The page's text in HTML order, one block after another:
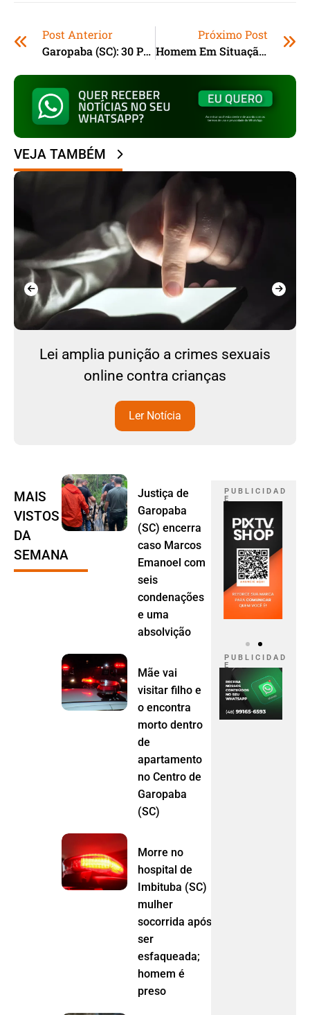
Post Anterior
Garopaba (SC): 30 Pacientes Recebem Moldagem Para Próteses Dentárias
Próximo Post
Homem Em Situação De Rua É Preso Em Floripa Por Atacar Duas Mulheres
VEJA TAMBÉM
Lei amplia punição a crimes sexuais
online contra crianças
Ler Notícia
MAIS
VISTOS
DA
SEMANA
Justiça de
Garopaba
(SC) encerra
caso Marcos
Emanoel com
seis
condenações
e uma
absolvição
Mãe vai
visitar filho e
o encontra
morto dentro
de
apartamento
no Centro de
Garopaba
(SC)
Morre no
hospital de
Imbituba (SC)
mulher
socorrida após
ser
esfaqueada;
homem é
preso
P U B L I C I D A D
E
P U B L I C I D A D
E